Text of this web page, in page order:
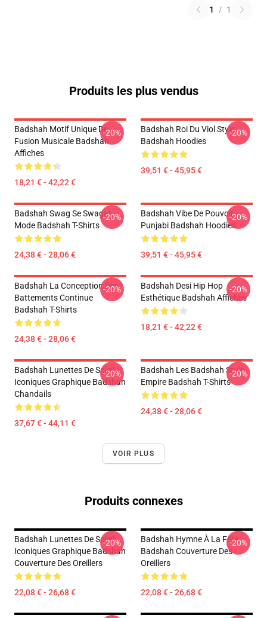
1 / 1
Produits les plus vendus
Badshah Motif Unique De
Fusion Musicale Badshah
Affiches
18,21 € - 42,22 €
-20%
Badshah Roi Du Viol Style
Badshah Hoodies
39,51 € - 45,95 €
-20%
Badshah Swag Se Swagat
Mode Badshah T-Shirts
24,38 € - 28,06 €
-20%
Badshah Vibe De Pouvoir
Punjabi Badshah Hoodies
39,51 € - 45,95 €
-20%
Badshah La Conception Des
Battements Continue
Badshah T-Shirts
24,38 € - 28,06 €
-20%
Badshah Desi Hip Hop
Esthétique Badshah Affiches
18,21 € - 42,22 €
-20%
Badshah Lunettes De Soleil
Iconiques Graphique Badshah
Chandails
37,67 € - 44,11 €
-20%
Badshah Les Badshah Style
Empire Badshah T-Shirts
24,38 € - 28,06 €
-20%
VOIR PLUS
Produits connexes
Badshah Lunettes De Soleil
Iconiques Graphique Badshah
Couverture Des Oreillers
22,08 € - 26,68 €
-20%
Badshah Hymne À La Fête
Badshah Couverture Des
Oreillers
22,08 € - 26,68 €
-20%